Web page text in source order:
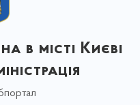
в місті Києві